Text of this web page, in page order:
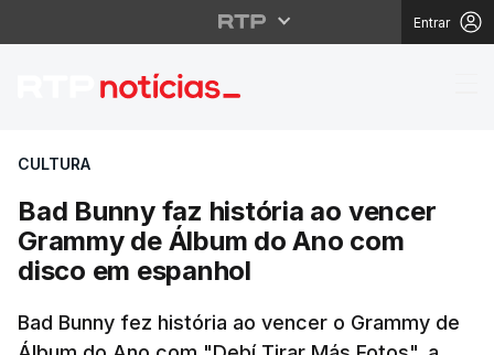
Entrar
Bad Bunny faz
CULTURA
Bad Bunny faz história ao vencer
Grammy de Álbum do Ano com
disco em espanhol
Bad Bunny fez história ao vencer o Grammy de